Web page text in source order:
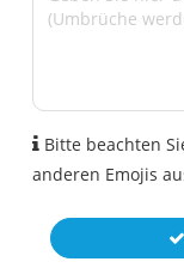
Bitte beachten
anderen Emojis